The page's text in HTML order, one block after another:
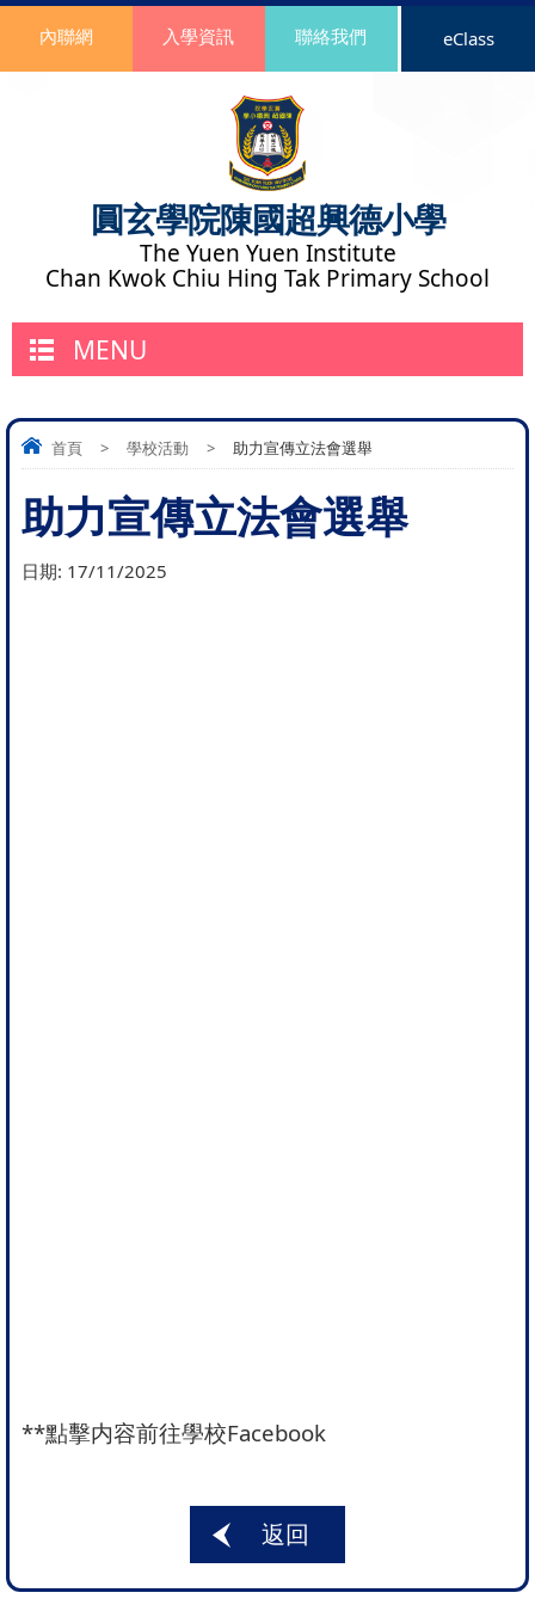
圓玄學院陳國超興德小學
The Yuen Yuen Institute
Chan Kwok Chiu Hing Tak Primary School
內聯網 入學資訊 聯絡我們 eClass
MENU
首頁 > 學校活動 > 助力宣傳立法會選舉
助力宣傳立法會選舉
日期: 17/11/2025
**點擊内容前往學校Facebook
返回